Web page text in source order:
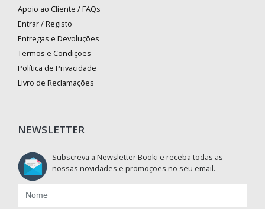
Apoio ao Cliente / FAQs
Entrar / Registo
Entregas e Devoluções
Termos e Condições
Política de Privacidade
Livro de Reclamações
NEWSLETTER
Subscreva a Newsletter Booki e receba todas as
nossas novidades e promoções no seu email.